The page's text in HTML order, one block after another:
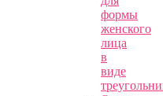
формы
женского
лица
в
виде